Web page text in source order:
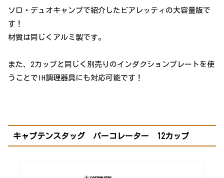
ソロ・デュオキャンプで紹介したビアレッティの大容量版で
す！
材質は同じくアルミ製です。
また、2カップと同じく別売りのインダクションプレートを使
うことでIH調理器具にも対応可能です！
キャプテンスタッグ パーコレーター 12カップ